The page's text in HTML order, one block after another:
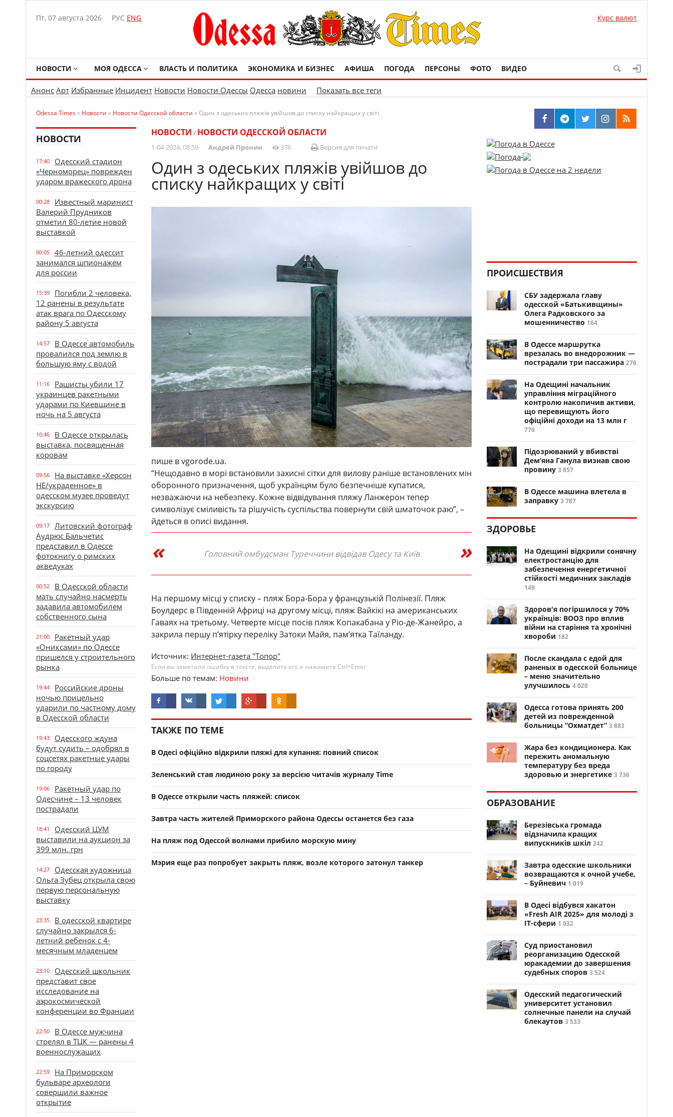
Пт, 07 августа 2026 РУС ENG Курс валют
НОВОСТИ МОЯ ОДЕССА ВЛАСТЬ И ПОЛИТИКА ЭКОНОМИКА И БИЗНЕС АФИША ПОГОДА ПЕРСОНЫ ФОТО ВИДЕО
Анонс Арт Избранные Инцидент Новости Новости Одессы Одесса новини Показать все теги
Odessa Times» Новости » Новости Одесской области » Один з одеських пляжів увійшов до списку найкращих у світі
НОВОСТИ
17:40
Одесский стадион
«Черноморец» поврежден
ударом вражеского дрона
00:28
Известный маринист
Валерий Прудников
отметил 80-летие новой
выставкой
00:05
46-летний одессит
занимался шпионажем
для россии
15:39
Погибли 2 человека,
12 ранены в результате
атак врага по Одесскому
району 5 августа
14:57
В Одессе автомобиль
провалился под землю в
большую яму с водой
11:16
Рашисты убили 17
украинцев ракетными
ударами по Киевщине в
ночь на 5 августа
10:46
В Одессе открылась
выставка, посвященная
коровам
09:56
На выставке «Херсон
НЕ/украденное» в
одесском музее проведут
экскурсию
09:17
Литовский фотограф
Аудрюс Бальчетис
представил в Одессе
фотокнигу о римских
акведуках
00:52
В Одесской области
мать случайно насмерть
задавила автомобилем
собственного сына
21:00
Ракетный удар
«Ониксами» по Одессе
пришелся у строительного
рынка
19:44
Российские дроны
ночью прицельно
ударили по частному дому
в Одесской области
19:43
Одесского ждуна
будут судить – одобрял в
соцсетях ракетные удары
по городу
19:06
Ракетный удар по
Одесчине – 13 человек
пострадали
18:41
Одесский ЦУМ
выставили на аукцион за
399 млн. грн
14:27
Одесская художница
Ольга Зубец открыла свою
первую персональную
выставку
23:35
В одесской квартире
случайно закрылся 6-
летний ребенок с 4-
месячным младенцем
23:10
Одесский школьник
представит свое
исследование на
аэрокосмической
конференции во Франции
22:50
В Одессе мужчина
стрелял в ТЦК — ранены 4
военнослужащих
22:59
На Приморском
бульваре археологи
совершили важное
открытие
НОВОСТИ / НОВОСТИ ОДЕССКОЙ ОБЛАСТИ
1-04-2024, 08:59 Андрей Пронин 376 Версия для печати
Один з одеських пляжів увійшов до
списку найкращих у світі
пише в vgorode.ua.
“Нещодавно в морі встановили захисні сітки для вилову раніше встановлених мін
оборонного призначення, щоб українцям було безпечніше купатися,
незважаючи на небезпеку. Кожне відвідування пляжу Ланжерон тепер
символізує сміливість та рішучість суспільства повернути свій шматочок раю”, –
йдеться в описі видання.
Головний омбудсман Туреччини відвідав Одесу та Київ
На першому місці у списку – пляж Бора-Бора у французькій Полінезії. Пляж
Боулдерс в Південній Африці на другому місці, пляж Вайкікі на американських
Гаваях на третьому. Четверте місце посів пляж Копакабана у Ріо-де-Жанейро, а
закрила першу п’ятірку переліку Затоки Майя, пам’ятка Таїланду.
Источник: Интернет-газета "Топор"
Если вы заметили ошибку в тексте, выделите его и нажимите Ctrl+Enter
Больше по темам: Новини
ТАКЖЕ ПО ТЕМЕ
В Одесі офіційно відкрили пляжі для купання: повний список
Зеленський став людиною року за версією читачів журналу Time
В Одессе открыли часть пляжей: список
Завтра часть жителей Приморского района Одессы останется без газа
На пляж под Одессой волнами прибило морскую мину
Мэрия еще раз попробует закрыть пляж, возле которого затонул танкер
ПРОИСШЕСТВИЯ
СБУ задержала главу
одесской «Батькивщины»
Олега Радковского за
мошенничество 164
В Одессе маршрутка
врезалась во внедорожник —
пострадали три пассажира 276
На Одещині начальник
управління міграційного
контролю накопичив активи,
що перевищують його
офіційні доходи на 13 млн г
770
Підозрюваний у вбивстві
Дем’яна Ганула визнав свою
провину 3 857
В Одессе машина влетела в
заправку 3 787
ЗДОРОВЬЕ
На Одещині відкрили сонячну
електростанцію для
забезпечення енергетичної
стійкості медичних закладів
149
Здоров'я погіршилося у 70%
українців: ВООЗ про вплив
війни на старіння та хронічні
хвороби 182
После скандала с едой для
раненых в одесской больнице
– меню значительно
улучшилось 4 020
Одесса готова принять 200
детей из поврежденной
больницы “Охматдет” 3 883
Жара без кондиционера. Как
пережить аномальную
температуру без вреда
здоровью и энергетике 3 736
ОБРАЗОВАНИЕ
Березівська громада
відзначила кращих
випускників шкіл 242
Завтра одесские школьники
возвращаются к очной учебе,
– Буйневич 1 019
В Одесі відбувся хакатон
«Fresh AIR 2025» для молоді з
ІТ-сфери 1 032
Суд приостановил
реорганизацию Одесской
юракадемии до завершения
судебных споров 3 524
Одесский педагогический
университет установил
солнечные панели на случай
блекаутов 3 533